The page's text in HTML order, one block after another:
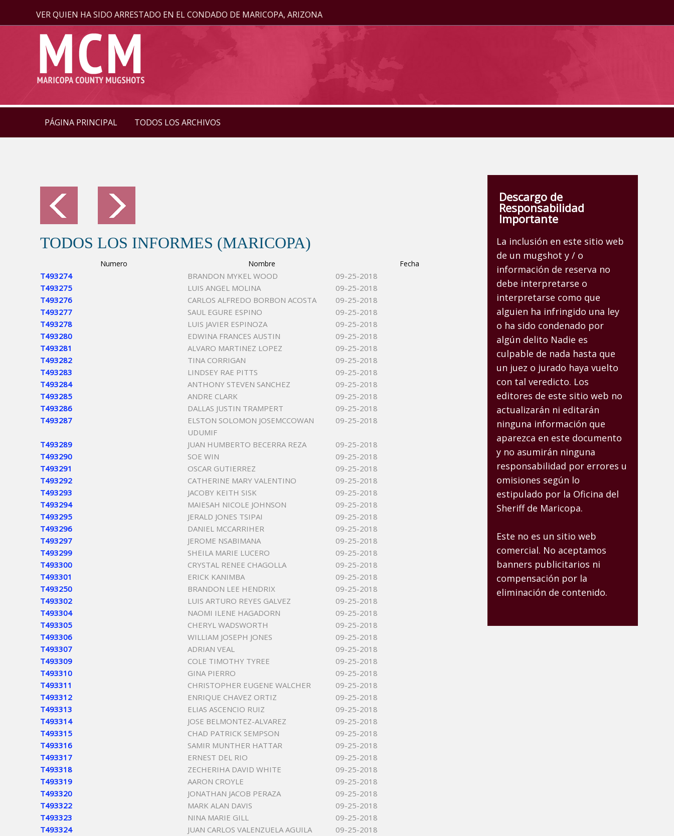
VER QUIEN HA SIDO ARRESTADO EN EL CONDADO DE MARICOPA, ARIZONA
PÁGINA PRINCIPAL TODOS LOS ARCHIVOS
TODOS LOS INFORMES (MARICOPA)
Numero Nombre Fecha
T493274 BRANDON MYKEL WOOD
09-25-2018
T493275
LUIS ANGEL MOLINA
09-25-2018
T493276
CARLOS ALFREDO BORBON ACOSTA
09-25-2018
T493277
SAUL EGURE ESPINO
09-25-2018
T493278
LUIS JAVIER ESPINOZA
09-25-2018
T493280
EDWINA FRANCES AUSTIN
09-25-2018
T493281
ALVARO MARTINEZ LOPEZ
09-25-2018
T493282
TINA CORRIGAN
09-25-2018
T493283
LINDSEY RAE PITTS
09-25-2018
T493284
ANTHONY STEVEN SANCHEZ
09-25-2018
T493285
ANDRE CLARK
09-25-2018
T493286
DALLAS JUSTIN TRAMPERT
09-25-2018
T493287
ELSTON SOLOMON JOSEMCCOWAN
UDUMIF
09-25-2018
T493289 JUAN HUMBERTO BECERRA REZA
09-25-2018
T493290
SOE WIN
09-25-2018
T493291
OSCAR GUTIERREZ
09-25-2018
T493292
CATHERINE MARY VALENTINO
09-25-2018
T493293
JACOBY KEITH SISK
09-25-2018
T493294
MAIESAH NICOLE JOHNSON
09-25-2018
T493295
JERALD JONES TSIPAI
09-25-2018
T493296
DANIEL MCCARRIHER
09-25-2018
T493297
JEROME NSABIMANA
09-25-2018
T493299
SHEILA MARIE LUCERO
09-25-2018
T493300
CRYSTAL RENEE CHAGOLLA
09-25-2018
T493301
ERICK KANIMBA
09-25-2018
T493250
BRANDON LEE HENDRIX
09-25-2018
T493302
LUIS ARTURO REYES GALVEZ
09-25-2018
T493304
NAOMI ILENE HAGADORN
09-25-2018
T493305
CHERYL WADSWORTH
09-25-2018
T493306
WILLIAM JOSEPH JONES
09-25-2018
T493307
ADRIAN VEAL
09-25-2018
T493309
COLE TIMOTHY TYREE
09-25-2018
T493310
GINA PIERRO
09-25-2018
T493311
CHRISTOPHER EUGENE WALCHER
09-25-2018
T493312
ENRIQUE CHAVEZ ORTIZ
09-25-2018
T493313
ELIAS ASCENCIO RUIZ
09-25-2018
T493314
JOSE BELMONTEZ-ALVAREZ
09-25-2018
T493315
CHAD PATRICK SEMPSON
09-25-2018
T493316
SAMIR MUNTHER HATTAR
09-25-2018
T493317
ERNEST DEL RIO
09-25-2018
T493318
ZECHERIHA DAVID WHITE
09-25-2018
T493319
AARON CROYLE
09-25-2018
T493320
JONATHAN JACOB PERAZA
09-25-2018
T493322
MARK ALAN DAVIS
09-25-2018
T493323
NINA MARIE GILL
09-25-2018
T493324
JUAN CARLOS VALENZUELA AGUILA
09-25-2018
Descargo de
Responsabilidad
Importante
La inclusión en este sitio web
de un mugshot y / o
información de reserva no
debe interpretarse o
interpretarse como que
alguien ha infringido una ley
o ha sido condenado por
algún delito Nadie es
culpable de nada hasta que
un juez o jurado haya vuelto
con tal veredicto. Los
editores de este sitio web no
actualizarán ni editarán
ninguna información que
aparezca en este documento
y no asumirán ninguna
responsabilidad por errores u
omisiones según lo
estipulado por la Oficina del
Sheriff de Maricopa.
Este no es un sitio web
comercial. No aceptamos
banners publicitarios ni
compensación por la
eliminación de contenido.